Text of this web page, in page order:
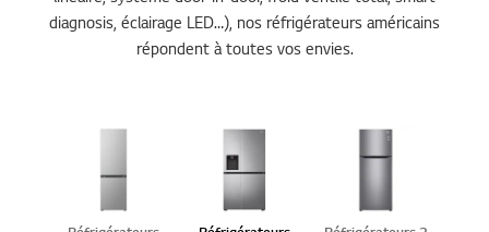
diagnosis, éclairage LED…), nos réfrigérateurs américains
répondent à toutes vos envies.